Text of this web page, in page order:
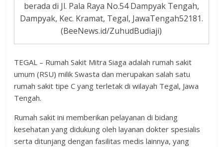
berada di Jl. Pala Raya No.54 Dampyak Tengah,
Dampyak, Kec. Kramat, Tegal, JawaTengah52181.
(BeeNews.id/ZuhudBudiaji)
TEGAL – Rumah Sakit Mitra Siaga adalah rumah sakit
umum (RSU) milik Swasta dan merupakan salah satu
rumah sakit tipe C yang terletak di wilayah Tegal, Jawa
Tengah.
Rumah sakit ini memberikan pelayanan di bidang
kesehatan yang didukung oleh layanan dokter spesialis
serta ditunjang dengan fasilitas medis lainnya, yang